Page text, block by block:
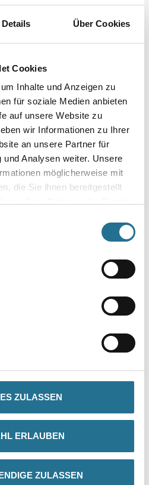
Details Über Cookies
Cookies
Inhalte und Anzeigen zu
für soziale Medien anbieten
auf unsere Website zu
wir Informationen zu Ihrer
an unsere Partner für
Analysen weiter. Unsere
möglicherweise mit
die Sie ihnen bereitgestellt
ZULASSEN
ERLAUBEN
ZULASSEN
Maschinen-Typen
und harter Holzarten